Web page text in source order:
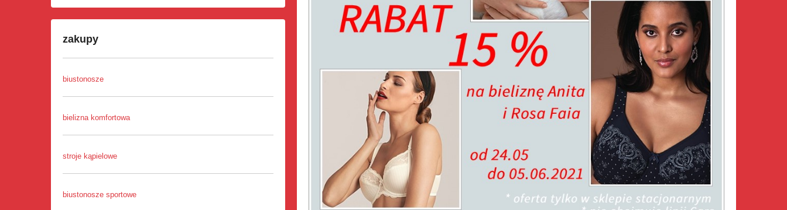
zakupy
biustonosze
bielizna komfortowa
stroje kąpielowe
biustonosze sportowe